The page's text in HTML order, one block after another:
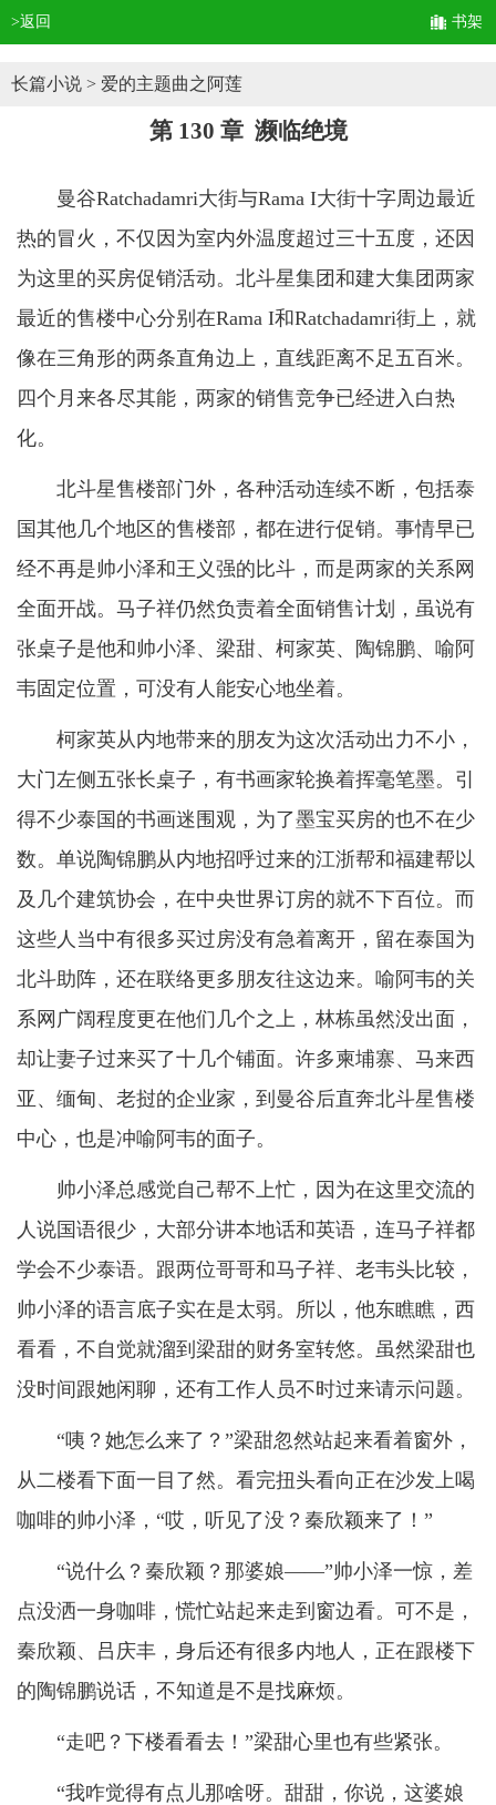
>返回 书架
长篇小说 > 爱的主题曲之阿莲
第 130 章 濒临绝境
曼谷Ratchadamri大街与Rama I大街十字周边最近
热的冒火，不仅因为室内外温度超过三十五度，还因
为这里的买房促销活动。北斗星集团和建大集团两家
最近的售楼中心分别在Rama I和Ratchadamri街上，就
像在三角形的两条直角边上，直线距离不足五百米。
四个月来各尽其能，两家的销售竞争已经进入白热
化。
北斗星售楼部门外，各种活动连续不断，包括泰
国其他几个地区的售楼部，都在进行促销。事情早已
经不再是帅小泽和王义强的比斗，而是两家的关系网
全面开战。马子祥仍然负责着全面销售计划，虽说有
张桌子是他和帅小泽、梁甜、柯家英、陶锦鹏、喻阿
韦固定位置，可没有人能安心地坐着。
柯家英从内地带来的朋友为这次活动出力不小，
大门左侧五张长桌子，有书画家轮换着挥毫笔墨。引
得不少泰国的书画迷围观，为了墨宝买房的也不在少
数。单说陶锦鹏从内地招呼过来的江浙帮和福建帮以
及几个建筑协会，在中央世界订房的就不下百位。而
这些人当中有很多买过房没有急着离开，留在泰国为
北斗助阵，还在联络更多朋友往这边来。喻阿韦的关
系网广阔程度更在他们几个之上，林栋虽然没出面，
却让妻子过来买了十几个铺面。许多柬埔寨、马来西
亚、缅甸、老挝的企业家，到曼谷后直奔北斗星售楼
中心，也是冲喻阿韦的面子。
帅小泽总感觉自己帮不上忙，因为在这里交流的
人说国语很少，大部分讲本地话和英语，连马子祥都
学会不少泰语。跟两位哥哥和马子祥、老韦头比较，
帅小泽的语言底子实在是太弱。所以，他东瞧瞧，西
看看，不自觉就溜到梁甜的财务室转悠。虽然梁甜也
没时间跟她闲聊，还有工作人员不时过来请示问题。
“咦？她怎么来了？”梁甜忽然站起来看着窗外，
从二楼看下面一目了然。看完扭头看向正在沙发上喝
咖啡的帅小泽，“哎，听见了没？秦欣颖来了！”
“说什么？秦欣颖？那婆娘——”帅小泽一惊，差
点没洒一身咖啡，慌忙站起来走到窗边看。可不是，
秦欣颖、吕庆丰，身后还有很多内地人，正在跟楼下
的陶锦鹏说话，不知道是不是找麻烦。
“走吧？下楼看看去！”梁甜心里也有些紧张。
“我咋觉得有点儿那啥呀。甜甜，你说，这婆娘